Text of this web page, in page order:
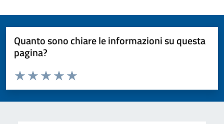
Quanto sono chiare le informazioni su questa
pagina?
Valuta da 1 a 5 stelle la pagina
Valuta 5 stelle su 5
Valuta 4 stelle su 5
Valuta 3 stelle su 5
Valuta 2 stelle su 5
Valuta 1 stelle su 5